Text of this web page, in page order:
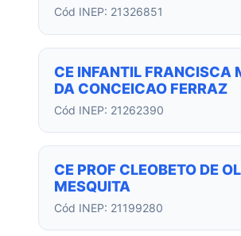
Cód INEP: 21326851
CE INFANTIL FRANCISCA
DA CONCEICAO FERRAZ
Cód INEP: 21262390
CE PROF CLEOBETO DE
MESQUITA
Cód INEP: 21199280